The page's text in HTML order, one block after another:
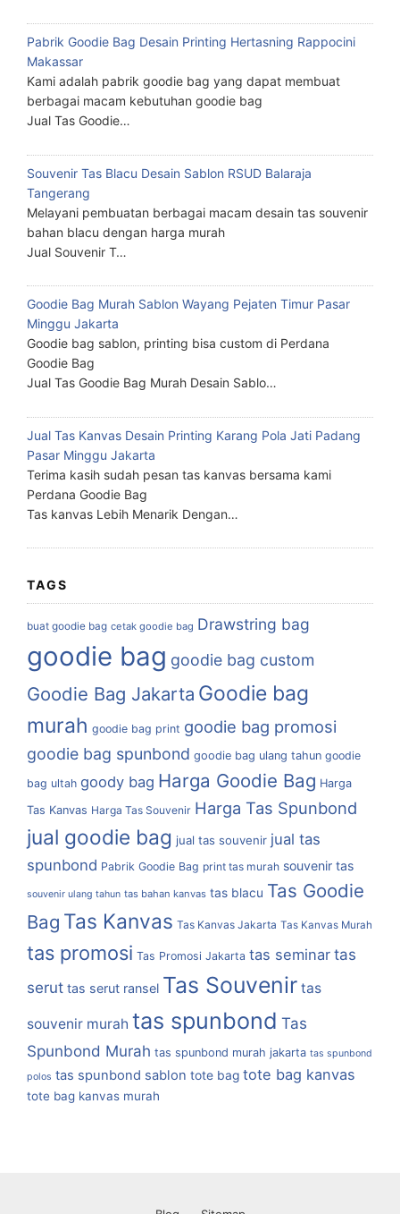
Pabrik Goodie Bag Desain Printing Hertasning Rappocini
Makassar
Kami adalah pabrik goodie bag yang dapat membuat
berbagai macam kebutuhan goodie bag
Jual Tas Goodie…
Souvenir Tas Blacu Desain Sablon RSUD Balaraja
Tangerang
Melayani pembuatan berbagai macam desain tas souvenir
bahan blacu dengan harga murah
Jual Souvenir T…
Goodie Bag Murah Sablon Wayang Pejaten Timur Pasar
Minggu Jakarta
Goodie bag sablon, printing bisa custom di Perdana
Goodie Bag
Jual Tas Goodie Bag Murah Desain Sablo…
Jual Tas Kanvas Desain Printing Karang Pola Jati Padang
Pasar Minggu Jakarta
Terima kasih sudah pesan tas kanvas bersama kami
Perdana Goodie Bag
Tas kanvas Lebih Menarik Dengan…
TAGS
buat goodie bag cetak goodie bag Drawstring bag
goodie bag goodie bag custom
Goodie Bag Jakarta Goodie bag
murah goodie bag print goodie bag promosi
goodie bag spunbond goodie bag ulang tahun goodie
bag ultah goody bag Harga Goodie Bag Harga
Tas Kanvas Harga Tas Souvenir Harga Tas Spunbond
jual goodie bag jual tas souvenir jual tas
spunbond Pabrik Goodie Bag print tas murah souvenir tas
souvenir ulang tahun tas bahan kanvas tas blacu Tas Goodie
Bag Tas Kanvas Tas Kanvas Jakarta Tas Kanvas Murah
tas promosi Tas Promosi Jakarta tas seminar tas
serut tas serut ransel Tas Souvenir tas
souvenir murah tas spunbond Tas
Spunbond Murah tas spunbond murah jakarta tas spunbond
polos tas spunbond sablon tote bag tote bag kanvas
tote bag kanvas murah